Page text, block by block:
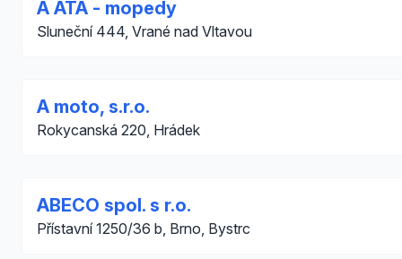
A ATA - mopedy
Sluneční 444, Vrané nad Vltavou
A moto, s.r.o.
Rokycanská 220, Hrádek
ABECO spol. s r.o.
Přístavní 1250/36 b, Brno, Bystrc